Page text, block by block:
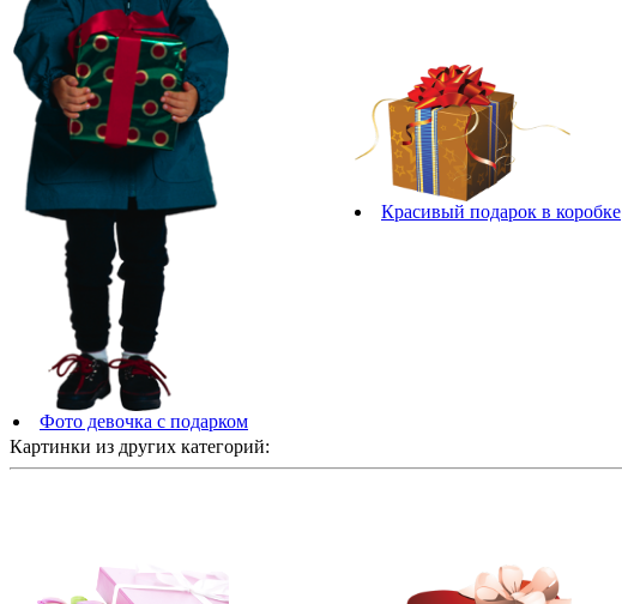
Фото девочка с подарком
Красивый подарок в коробке
Картинки из других категорий: